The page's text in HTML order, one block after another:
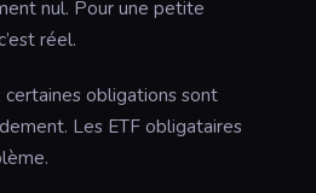
nul. Pour une petite
réel.
: certaines obligations sont
Les ETF obligataires